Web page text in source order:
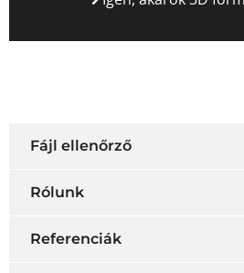
Fájl ellenőrző
Rólunk
Referenciák